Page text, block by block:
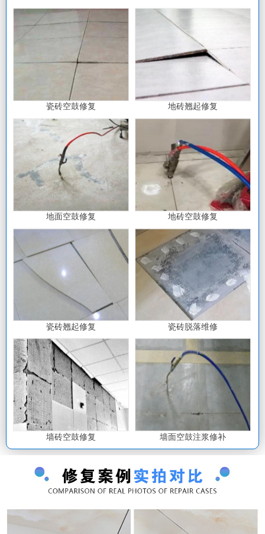
瓷砖空鼓修复 地砖翘起修复
地面空鼓修复 地砖空鼓修复
瓷砖翘起修复 瓷砖脱落维修
墙砖空鼓修复 墙面空鼓注浆修补